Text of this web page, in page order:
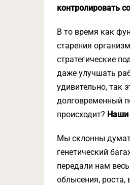
контролировать
В то время как
старения
стратегические
даже улучшать
удивительно, так
долговременный
происходит? Наши
Мы склонны
генетический
передали нам
облысения, роста,